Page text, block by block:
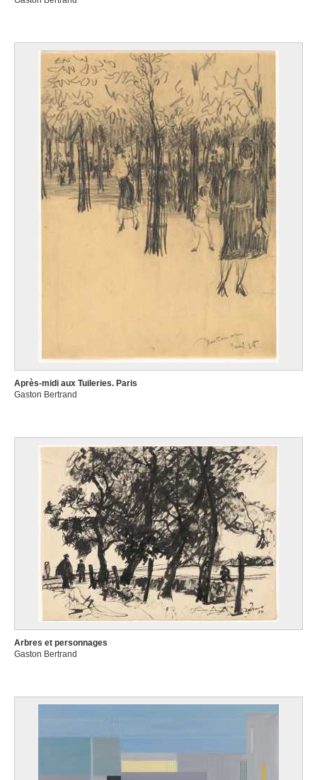
Après-midi aux Tuileries. Paris
Gaston Bertrand
Arbres et personnages
Gaston Bertrand